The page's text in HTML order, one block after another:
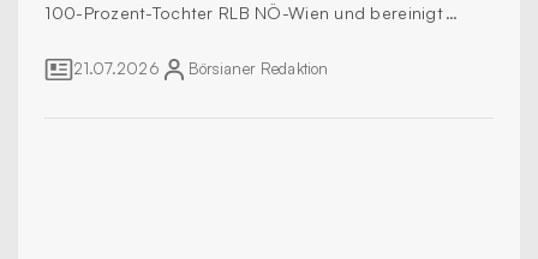
100-Prozent-Tochter RLB NÖ-Wien und bereinigt
Konzernstruktur.
21.07.2026 Börsianer Redaktion